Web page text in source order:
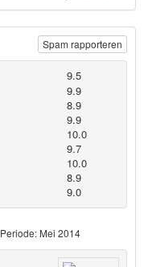
9.5
9.9
8.9
9.9
10.0
9.7
10.0
8.9
9.0
Periode: Mei 2014
Spam rapporteren